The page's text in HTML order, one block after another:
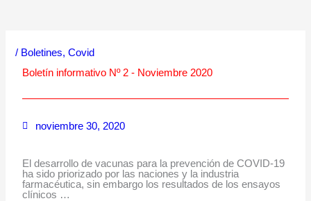
/ Boletines,Covid
Boletín informativo Nº 2 - Noviembre 2020
noviembre 30, 2020
El desarrollo de vacunas para la prevención de COVID-19
ha sido priorizado por las naciones y la industria
farmacéutica, sin embargo los resultados de los ensayos
clínicos …